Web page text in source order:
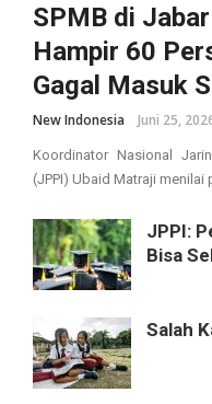
SPMB di
Hampir 60
Gagal Masuk
New Indonesia Juni 25,
Koordinator Nasional
(JPPI) Ubaid Matraji menilai
JPPI:
Bisa
Salah